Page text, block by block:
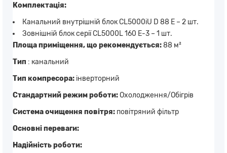
Комплектація:
Канальний внутрішній блок CL5000iU D 88 E – 2 шт.
Зовнішній блок серії CL5000L 160 E-3 – 1 шт.
Площа приміщення, що рекомендується:88 м²
Тип : канальний
Тип компресора: інверторний
Стандартний режим роботи:Охолодження/Обігрів
Система очищення повітря: повітряний фільтр
Основні переваги:
Надійність роботи: